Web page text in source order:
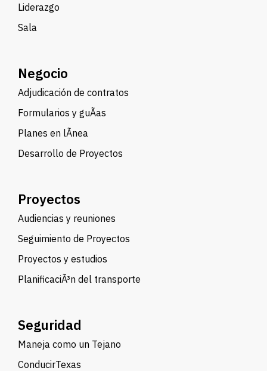
Liderazgo
Sala
Negocio
Adjudicación de contratos
Formularios y guÃ­as
Planes en lÃ­nea
Desarrollo de Proyectos
Proyectos
Audiencias y reuniones
Seguimiento de Proyectos
Proyectos y estudios
PlanificaciÃ³n del transporte
Seguridad
Maneja como un Tejano
ConducirTexas